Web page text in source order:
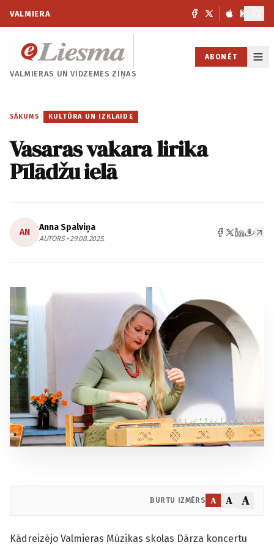
VALMIERA
VALMIERAS UNVIDZEMES ZIŅAS
ABONĒT
SĀKUMS / KULTŪRA UN IZKLAIDE
Vasaras vakara lirika
Pīlādžu ielā
AN Anna Spalviņa
AUTORS • 29.08.2025.
BURTU IZMĒRS A A A
Kādreizējo Valmieras Mūzikas skolas Dārza koncertu